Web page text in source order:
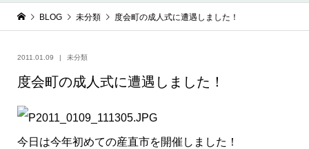
BLOG 未分類 度会町の成人式に遭遇しました！
2011.01.09 未分類
度会町の成人式に遭遇しました！
今日は今年初めての産直市を開催しました！